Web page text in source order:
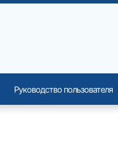
Руководство пользователя